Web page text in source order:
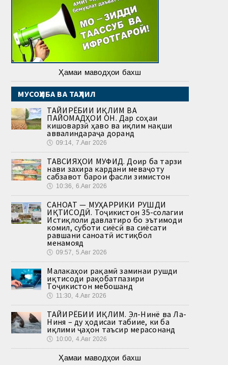
Ҳамаи маводҳои бахш
МУСОҲИБА ВА ТАҲЛИЛ
ТАҒЙИРЁБИИ ИҚЛИМ ВА
ПАЙОМАДҲОИ ОН. Дар соҳаи
кишоварзӣ ҳаво ва иқлим нақши
аввалиндараҷа доранд
🕔 09:14, 7.Авг 2026
ТАВСИЯҲОИ МУФИД. Доир ба тарзи
нави захира кардани меваҷоту
сабзавот барои фасли зимистон
🕔 10:36, 6.Авг 2026
САНОАТ — МУҲАРРИКИ РУШДИ
ИҚТИСОДӢ. Тоҷикистон 35-солагии
Истиқлоли давлатиро бо эътимоди
комил, суботи сиёсӣ ва сиёсати
равшани саноатӣ истиқбол
менамояд
🕔 09:57, 5.Авг 2026
Малакаҳои рақамӣ заминаи рушди
иқтисоди рақобатпазири
Тоҷикистон мебошанд
🕔 11:30, 4.Авг 2026
ТАҒЙИРЁБИИ ИҚЛИМ. Эл-Нинё ва Ла-
Ниня – ду ҳодисаи табиие, ки ба
иқлими ҷаҳон таъсир мерасонанд
🕔 10:00, 4.Авг 2026
Ҳамаи маводҳои бахш